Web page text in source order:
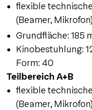
flexible
(Beamer, Mikrofon)
Grundfläche: 185
Kinobestuhlung:
Form: 40
Teilbereich A+B
flexible
(Beamer, Mikrofon)